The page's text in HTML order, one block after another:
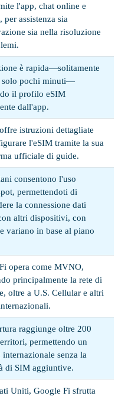
l'app, chat online e
per assistenza sia
sia nella risoluzione
è rapida—solitamente
solo pochi minuti—
il profilo eSIM
dall'app.
istruzioni dettagliate
l'eSIM tramite la sua
ufficiale di guide.
consentono l'uso
permettendoti di
la connessione dati
altri dispositivi, con
variano in base al piano
opera come MVNO,
principalmente la rete di
oltre a U.S. Cellular e altri
raggiunge oltre 200
permettendo un
senza la
di SIM aggiuntive.
Uniti, Google Fi sfrutta